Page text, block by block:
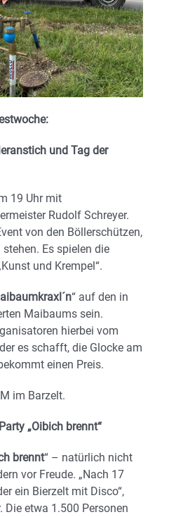
und Tag der
19 Uhr mit
Rudolf Schreyer.
von den Böllerschützen,
Es spielen die
und Krempel“.
“ auf den in
Maibaums sein.
hierbei vom
es schafft, die Glocke am
einen Preis.
im Barzelt.
„Oibich brennt“
brennt“ – natürlich nicht
vor Freude. „Nach 17
ein Bierzelt mit Disco“,
Die etwa 1.500 Personen